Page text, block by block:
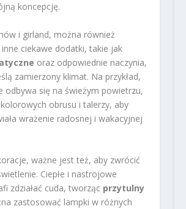
koncepcję.
i girland, można również
ciekawe dodatki, takie jak
oraz odpowiednie naczynia,
zamierzony klimat. Na przykład,
odbywa się na świeżym powietrzu,
obrusu i talerzy, aby
wrażenie radosnej i wakacyjnej
ważne jest też, aby zwrócić
Ciepłe i nastrojowe
zdziałać cuda, tworząc przytulny
zastosować lampki w różnych